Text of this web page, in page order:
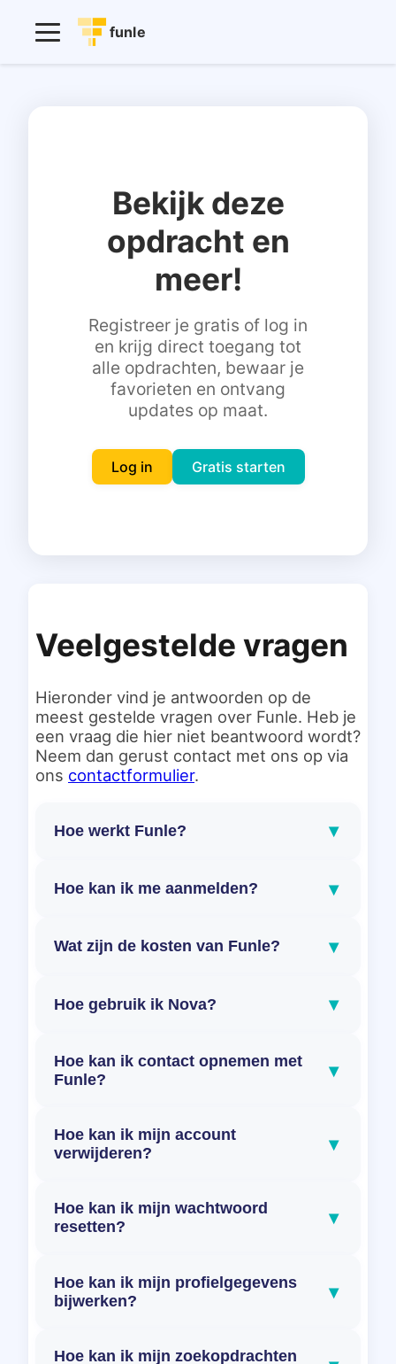
funle
Inloggen
Gratis starten
Bekijk deze
opdracht en
meer!
Registreer je gratis of log in
en krijg direct toegang tot
alle opdrachten, bewaar je
favorieten en ontvang
updates op maat.
Log in Gratis starten
Veelgestelde vragen
Hieronder vind je antwoorden op de
meest gestelde vragen over Funle. Heb je
een vraag die hier niet beantwoord wordt?
Neem dan gerust contact met ons op via
ons contactformulier.
Hoe werkt Funle? ▾
Hoe kan ik me aanmelden? ▾
Wat zijn de kosten van Funle? ▾
Hoe gebruik ik Nova? ▾
Hoe kan ik contact opnemen met
Funle?
▾
Hoe kan ik mijn account
verwijderen?
▾
Hoe kan ik mijn wachtwoord
resetten?
▾
Hoe kan ik mijn profielgegevens
bijwerken?
▾
Hoe kan ik mijn zoekopdrachten